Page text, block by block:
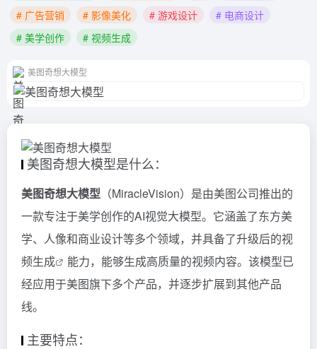
# 广告营销
# 影像美化 # 游戏设计
# 电商设计
# 美学创作
# 视频生成
美图奇想大模型
美图奇想大模型是什么：
美图奇想大模型 （MiracleVision）是由美图公司推出的
一款专注于美学创作的AI视觉大模型。它涵盖了东方美
学、人像和商业设计等多个领域，并具备了升级后的视
频生成
能力，能够生成高质量的视频内容。该模型已
经应用于美图旗下多个产品，并逐步扩展到其他产品
线。
主要特点：